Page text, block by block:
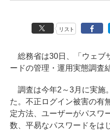
リスト
総務省は30日、「ウェブ
ードの管理・運用実態調査
調査は今年2～3月に実施
た。不正ログイン被害の有
定方法、ユーザーがパスワ
数、平易なパスワードをは